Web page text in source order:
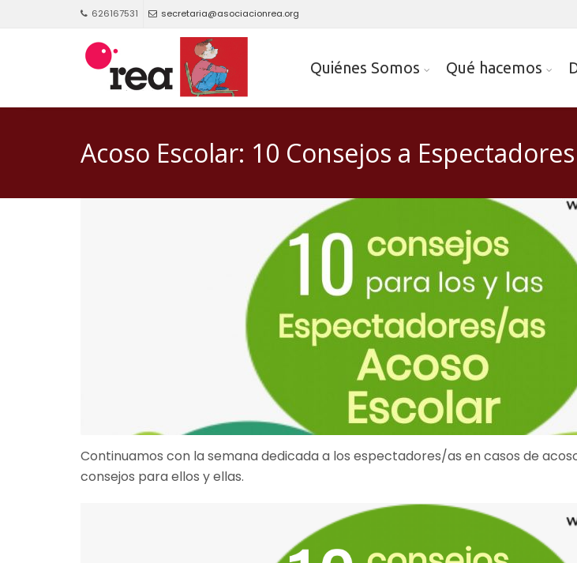
626167531 secretaria@asociacionrea.org
Quiénes Somos Qué hacemos
Acoso Escolar: 10 Consejos a
Continuamos con la semana dedicada a los espectadores/as en casos de
consejos para ellos y ellas.